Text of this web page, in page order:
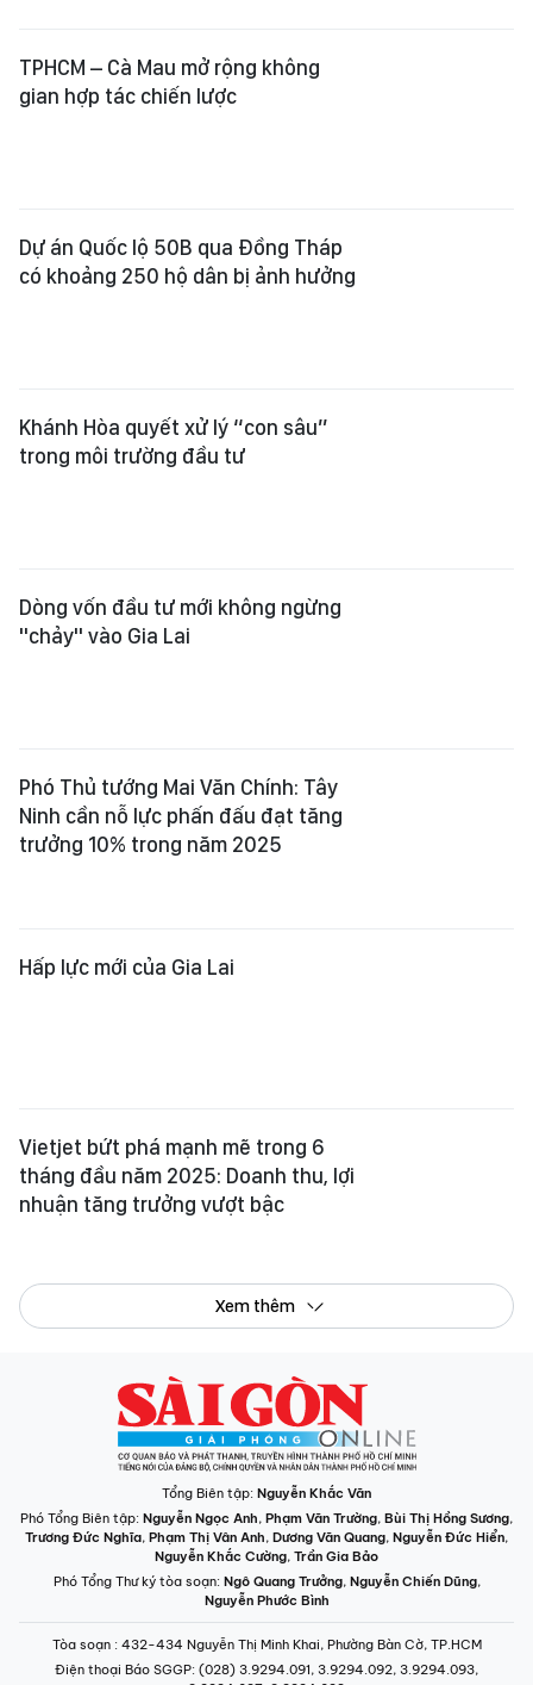
TPHCM – Cà Mau mở rộng không
gian hợp tác chiến lược
Dự án Quốc lộ 50B qua Đồng Tháp
có khoảng 250 hộ dân bị ảnh hưởng
Khánh Hòa quyết xử lý “con sâu”
trong môi trường đầu tư
Dòng vốn đầu tư mới không ngừng
"chảy" vào Gia Lai
Phó Thủ tướng Mai Văn Chính: Tây
Ninh cần nỗ lực phấn đấu đạt tăng
trưởng 10% trong năm 2025
Hấp lực mới của Gia Lai
Vietjet bứt phá mạnh mẽ trong 6
tháng đầu năm 2025: Doanh thu, lợi
nhuận tăng trưởng vượt bậc
Xem thêm
Tổng Biên tập: Nguyễn Khắc Văn
Phó Tổng Biên tập: Nguyễn Ngọc Anh, Phạm Văn Trường, Bùi Thị Hồng Sương,
Trương Đức Nghĩa, Phạm Thị Vân Anh, Dương Văn Quang, Nguyễn Đức Hiển,
Nguyễn Khắc Cường, Trần Gia Bảo
Phó Tổng Thư ký tòa soạn: Ngô Quang Trưởng, Nguyễn Chiến Dũng,
Nguyễn Phước Bình
Tòa soạn : 432-434 Nguyễn Thị Minh Khai, Phường Bàn Cờ, TP.HCM
Điện thoại Báo SGGP: (028) 3.9294.091, 3.9294.092, 3.9294.093,